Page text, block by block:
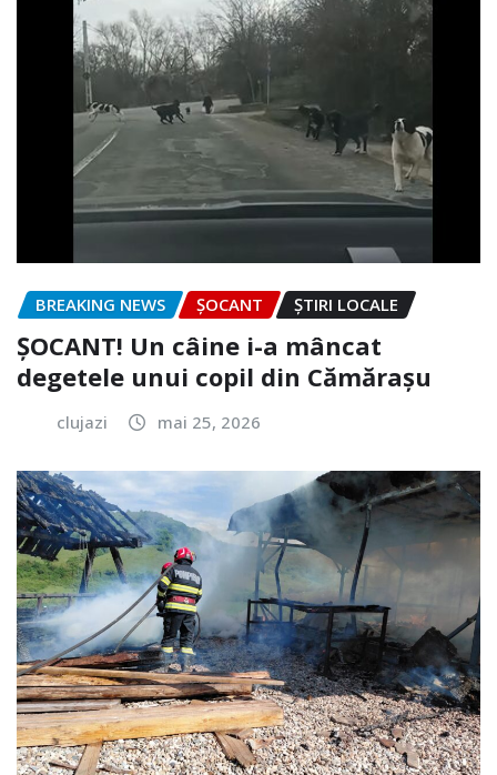
BREAKING NEWS ȘOCANT ȘTIRI LOCALE
ȘOCANT! Un câine i-a mâncat
degetele unui copil din Cămărașu
clujazi mai 25, 2026